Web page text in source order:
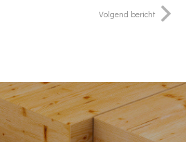
Volgend bericht